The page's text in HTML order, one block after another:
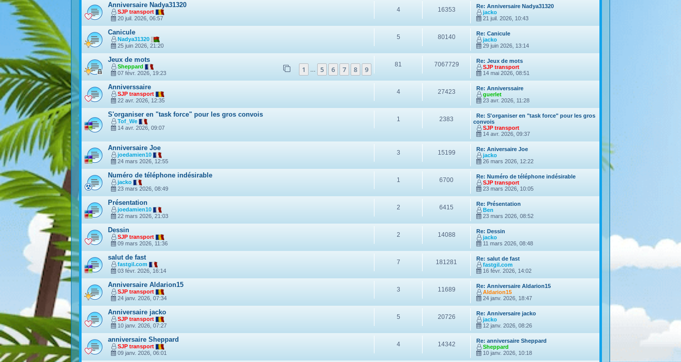
Anniversaire Nadya31320
SJP transport
20 juil. 2026, 06:57
4 16353
Re: Anniversaire Nadya31320
jacko
21 juil. 2026, 10:43
Canicule
Nadya31320
25 juin 2026, 21:20
5 80140
Re: Canicule
jacko
29 juin 2026, 13:14
Jeux de mots
Sheppard
07 févr. 2026, 19:23
1 5 6 7 8 9
81 7067729
Re: Jeux de mots
SJP transport
14 mai 2026, 08:51
Anniverssaire
SJP transport
22 avr. 2026, 12:35
4 27423
Re: Anniverssaire
guerlet
23 avr. 2026, 11:28
S'organiser en "task force" pour les gros convois
Tof_We
14 avr. 2026, 09:07
1 2383
Re: S'organiser en "task force" pour les gros
convois
SJP transport
14 avr. 2026, 09:37
Anniversaire Joe
joedamien10
24 mars 2026, 12:55
3 15199
Re: Aniversaire Joe
jacko
26 mars 2026, 12:22
Numéro de téléphone indésirable
jacko
23 mars 2026, 08:49
1 6700
Re: Numéro de téléphone indésirable
SJP transport
23 mars 2026, 10:05
Présentation
joedamien10
22 mars 2026, 21:03
2 6415
Re: Présentation
Ben
23 mars 2026, 08:52
Dessin
SJP transport
09 mars 2026, 11:36
2 14088
Re: Dessin
jacko
11 mars 2026, 08:48
salut de fast
fastgil.com
03 févr. 2026, 16:14
7 181281
Re: salut de fast
fastgil.com
16 févr. 2026, 14:02
Anniversaire Aldarion15
SJP transport
24 janv. 2026, 07:34
3 11689
Re: Anniversaire Aldarion15
Aldarion15
24 janv. 2026, 18:47
Anniversaire jacko
SJP transport
10 janv. 2026, 07:27
5 20726
Re: Anniversaire jacko
jacko
12 janv. 2026, 08:26
anniversaire Sheppard
SJP transport
09 janv. 2026, 06:01
4 14342
Re: anniversaire Sheppard
Sheppard
10 janv. 2026, 10:18